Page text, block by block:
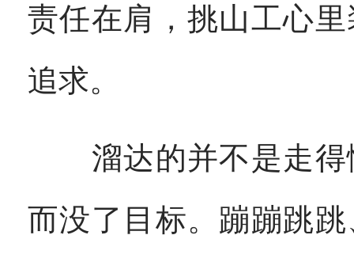
责任在肩，挑山工心
追求。
溜达的并不是走得
而没了目标。蹦蹦跳